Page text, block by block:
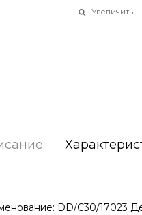
Увеличить
DD/C30/17023